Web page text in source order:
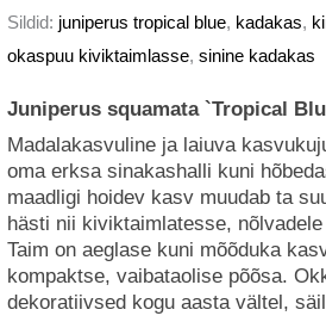
Sildid: juniperus tropical blue, kadakas,
okaspuu kiviktaimlasse, sinine kadakas
Juniperus squamata `Tropical
Madalakasvuline ja laiuva
oma erksa sinakashalli kuni
maadligi hoidev kasv muudab ta
hästi nii kiviktaimlatesse,
Taim on aeglase kuni mõõduka
kompaktse, vaibataolise põõsa.
dekoratiivsed kogu aasta vältel,